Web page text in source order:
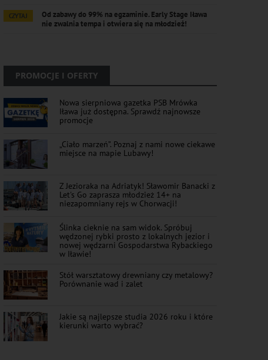
CZYTAJ
Od zabawy do 99% na egzaminie. Early Stage Iława
nie zwalnia tempa i otwiera się na młodzież!
PROMOCJE I OFERTY
Nowa sierpniowa gazetka PSB Mrówka
Iława już dostępna. Sprawdź najnowsze
promocje
„Ciało marzeń”. Poznaj z nami nowe ciekawe
miejsce na mapie Lubawy!
Z Jezioraka na Adriatyk! Sławomir Banacki z
Let's Go zaprasza młodzież 14+ na
niezapomniany rejs w Chorwacji!
Ślinka cieknie na sam widok. Spróbuj
wędzonej rybki prosto z lokalnych jezior i
nowej wędzarni Gospodarstwa Rybackiego
w Iławie!
Stół warsztatowy drewniany czy metalowy?
Porównanie wad i zalet
Jakie są najlepsze studia 2026 roku i które
kierunki warto wybrać?